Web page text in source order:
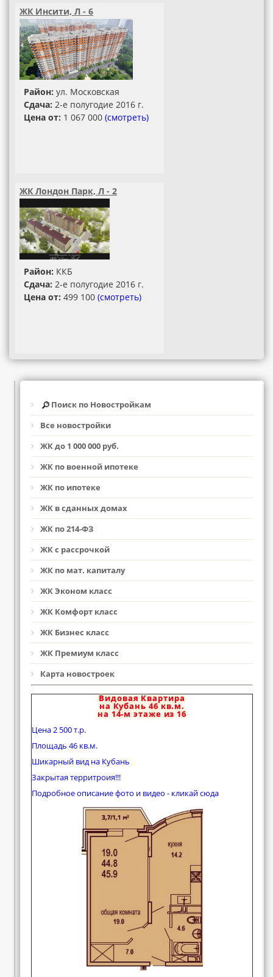
ЖК Инсити, Л - 6
Район: ул. Московская
Сдача: 2-е полугодие 2016 г.
Цена от: 1 067 000 (смотреть)
ЖК Лондон Парк, Л - 2
Район: ККБ
Сдача: 2-е полугодие 2016 г.
Цена от: 499 100 (смотреть)
Поиск по Новостройкам
Все новостройки
ЖК до 1 000 000 руб.
ЖК по военной ипотеке
ЖК по ипотеке
ЖК в сданных домах
ЖК по 214-ФЗ
ЖК с рассрочкой
ЖК по мат. капиталу
ЖК Эконом класс
ЖК Комфорт класс
ЖК Бизнес класс
ЖК Премиум класс
Карта новостроек
Видовая Квартира
на Кубань 46 кв.м.
на 14-м этаже из 16
Цена 2 500 т.р.
Площадь 46 кв.м.
Шикарный вид на Кубань
Закрытая территроия!!!
Подробное описание фото и видео - кликай сюда